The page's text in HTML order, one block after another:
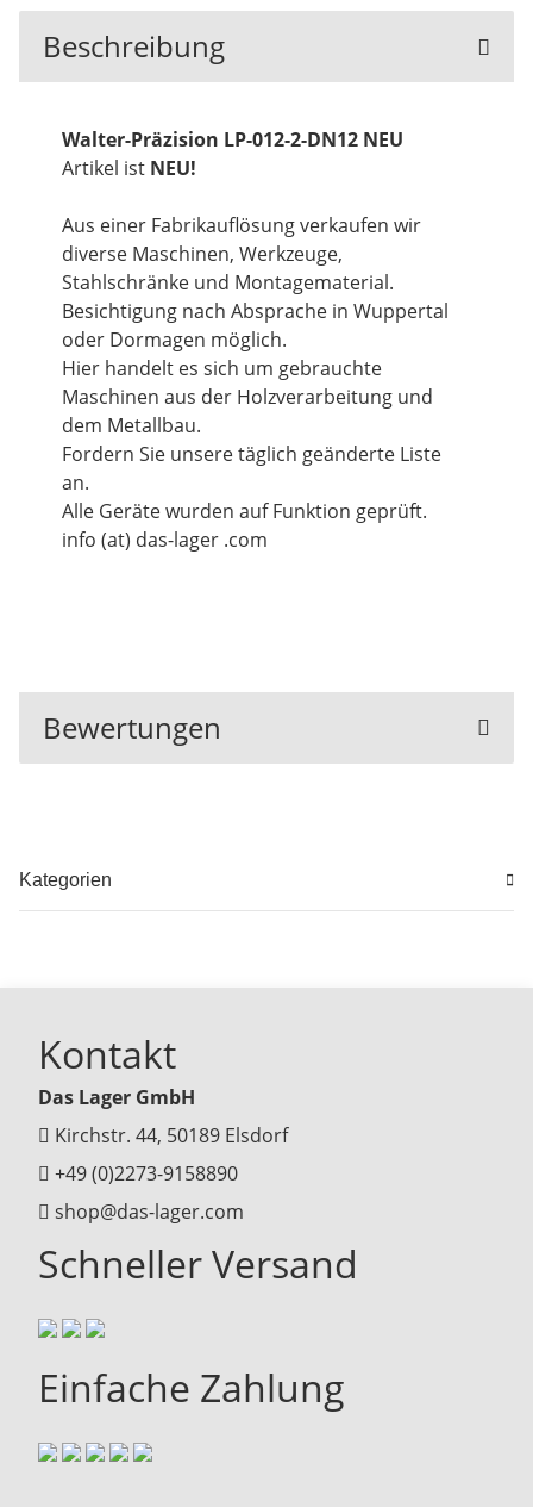
Beschreibung
Walter-Präzision LP-012-2-DN12 NEU
Artikel ist NEU!
Aus einer Fabrikauflösung verkaufen wir
diverse Maschinen, Werkzeuge,
Stahlschränke und Montagematerial.
Besichtigung nach Absprache in Wuppertal
oder Dormagen möglich.
Hier handelt es sich um gebrauchte
Maschinen aus der Holzverarbeitung und
dem Metallbau.
Fordern Sie unsere täglich geänderte Liste
an.
Alle Geräte wurden auf Funktion geprüft.
info (at) das-lager .com
Bewertungen
Kategorien
Kontakt
Das Lager GmbH
Kirchstr. 44, 50189 Elsdorf
+49 (0)2273-9158890
shop@das-lager.com
Schneller Versand
Einfache Zahlung